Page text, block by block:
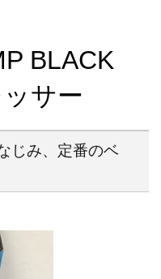
BLACK
サー
じみ、定番のベ